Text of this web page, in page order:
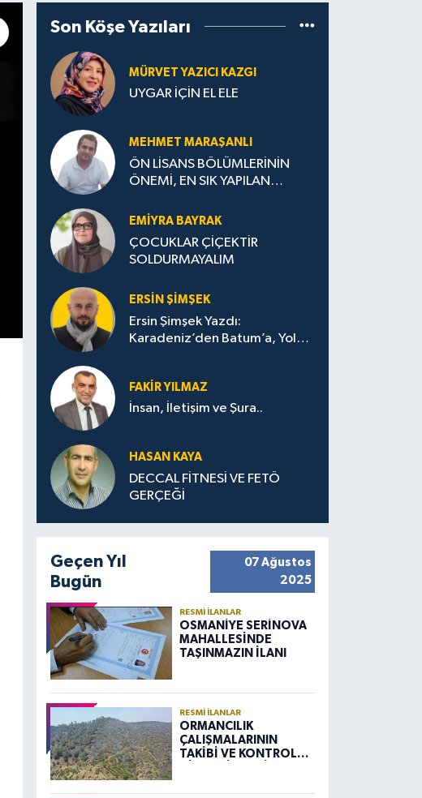
Son Köşe Yazıları
MÜRVET YAZICI KAZGI
UYGAR İÇİN EL ELE
MEHMET MARAŞANLI
ÖN LİSANS BÖLÜMLERİNİN
ÖNEMİ, EN SIK YAPILAN
STRATEJİLERİ
EMIYRA BAYRAK
ÇOCUKLAR ÇİÇEKTİR
SOLDURMAYALIM
ERSIN ŞIMŞEK
Ersin Şimşek Yazdı:
Karadeniz’den Batum’a, Yolun
FAKIR YILMAZ
İnsan, İletişim ve Şura..
HASAN KAYA
DECCAL FİTNESİ VE FETÖ
GERÇEĞİ
Geçen Yıl
Bugün
07 Ağustos
2025
RESMI İLANLAR
OSMANİYE SERİNOVA
MAHALLESİNDE
TAŞINMAZIN İLANI
RESMI İLANLAR
ORMANCILIK
ÇALIŞMALARININ
TAKİBİ VE KONTROLÜ